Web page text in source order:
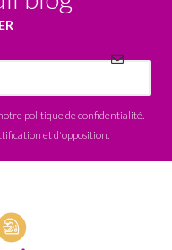
politique de confidentialité
et d'opposition.